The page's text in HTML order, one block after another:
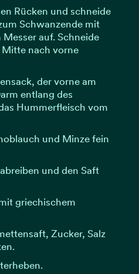
Rücken und schneide
Schwanzende mit
auf. Schneide
nach vorne
der vorne am
entlang des
Hummerfleisch vom
und Minze fein
und den Saft
griechischem
Zucker, Salz